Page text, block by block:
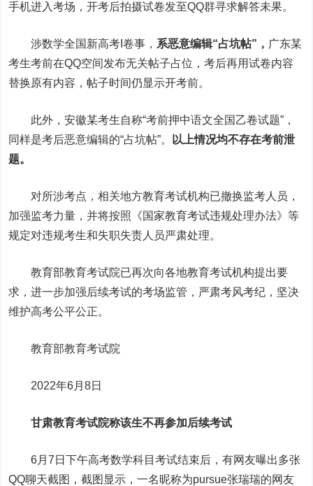
手机进入考场，开考后拍摄试卷发至QQ群寻求解答未果。
涉数学全国新高考I卷事， 系恶意编辑“占坑帖”， 广东某
考生考前在QQ空间发布无关帖子占位，考后再用试卷内容
替换原有内容，帖子时间仍显示开考前。
此外，安徽某考生自称“考前押中语文全国乙卷试题”，
同样是考后恶意编辑的“占坑帖”。
以上情况均不存在考前泄
题。
对所涉考点，相关地方教育考试机构已撤换监考人员，
加强监考力量，并将按照《国家教育考试违规处理办法》等
规定对违规考生和失职失责人员严肃处理。
教育部教育考试院已再次向各地教育考试机构提出要
求，进一步加强后续考试的考场监管，严肃考风考纪，坚决
维护高考公平公正。
教育部教育考试院
2022年6月8日
甘肃教育考试院称该生不再参加后续考试
6月7日下午高考数学科目考试结束后，有网友曝出多张
QQ聊天截图，截图显示，一名昵称为pursue张瑞瑞的网友